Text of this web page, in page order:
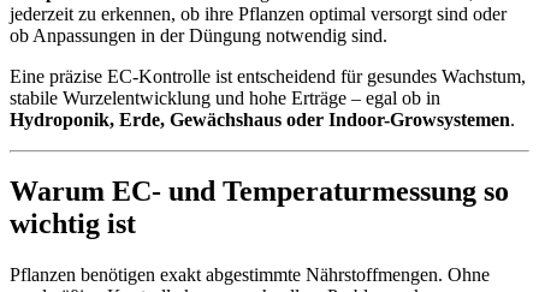
jederzeit zu erkennen, ob ihre Pflanzen optimal versorgt sind oder
ob Anpassungen in der Düngung notwendig sind.
Eine präzise EC-Kontrolle ist entscheidend für gesundes Wachstum,
stabile Wurzelentwicklung und hohe Erträge – egal ob in
Hydroponik, Erde, Gewächshaus oder Indoor-Growsystemen.
Warum EC- und Temperaturmessung so
wichtig ist
Pflanzen benötigen exakt abgestimmte Nährstoffmengen. Ohne